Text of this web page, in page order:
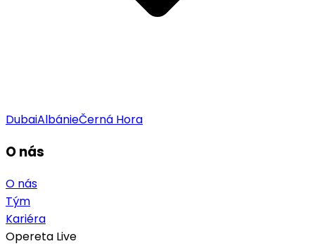
DubaiAlbánieČerná Hora
O nás
O nás
Tým
Kariéra
Opereta Live